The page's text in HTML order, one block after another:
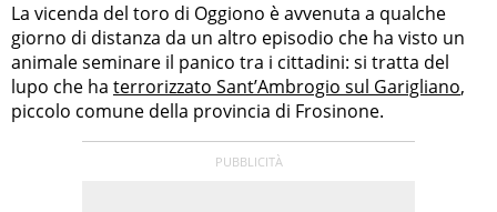
La vicenda del toro di Oggiono è avvenuta a qualche
giorno di distanza da un altro episodio che ha visto un
animale seminare il panico tra i cittadini: si tratta del
lupo che ha terrorizzato Sant’Ambrogio sul Garigliano,
piccolo comune della provincia di Frosinone.